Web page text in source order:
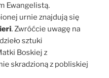
Ewangelistą.
urnie znajdują się
. Zwróćcie uwagę na
sztuki
Boskiej z
skradzioną z pobliskiej